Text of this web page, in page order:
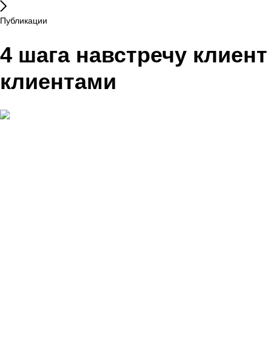
Публикации
4 шага навстречу
клиентами